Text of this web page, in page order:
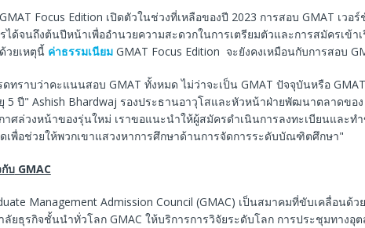
Focus Edition เปิดตัวในช่วงที่เหลือของปี 2023 การสอบ GMAT เวอ
ได้จนถึงต้นปีหน้าเพื่ออำนวยความสะดวกในการเตรียมตัวและการสมัครเข้า
วยเหตุนี้ ค่าธรรมเนียมGMAT Focus Edition จะยังคงเหมือนกับการสอบ
ดทราบว่าคะแนนสอบ GMAT ทั้งหมด ไม่ว่าจะเป็น GMAT ปัจจุบันหรือ
5 ปี" Ashish Bhardwaj รองประธานอาวุโสและหัวหน้าฝ่ายพัฒนาตลาดของ
าศล่วงหน้าของรุ่นใหม่ เราขอแนะนำให้ผู้สมัครดำเนินการลงทะเบียนและท
เพื่อช่วยให้พวกเขาแสวงหาการศึกษาด้านการจัดการระดับบัณฑิตศึกษา"
กับGMAC
Management Admission Council (GMAC) เป็นสมาคมที่ขับเคลื่อน
ลัยธุรกิจชั้นนำทั่วโลก GMAC ให้บริการการวิจัยระดับโลก การประชุมทางอุต